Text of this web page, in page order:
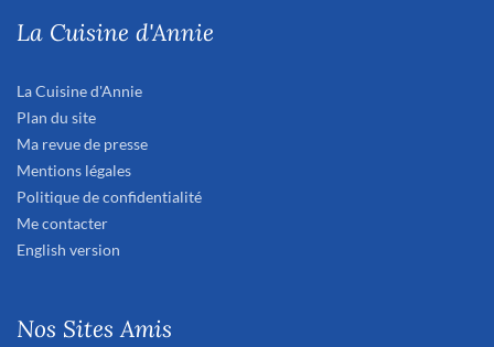
La Cuisine d'Annie
La Cuisine d'Annie
Plan du site
Ma revue de presse
Mentions légales
Politique de confidentialité
Me contacter
English version
Nos Sites Amis